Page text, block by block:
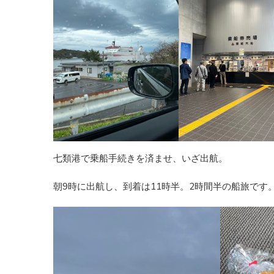
七類港で乗船手続きを済ませ、いざ出航。
朝9時に出航し、到着は11時半。2時間半の船旅です